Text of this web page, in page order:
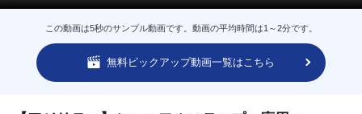
この動画は5秒のサンプル動画です。動画の平均時間は1～2分です。
無料ピックアップ動画一覧はこちら